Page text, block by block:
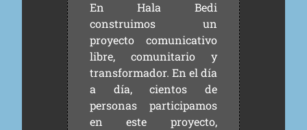
En Hala Bedi
construimos un
proyecto comunicativo
libre, comunitario y
transformador. En el día
a día, cientos de
personas participamos
en este proyecto,